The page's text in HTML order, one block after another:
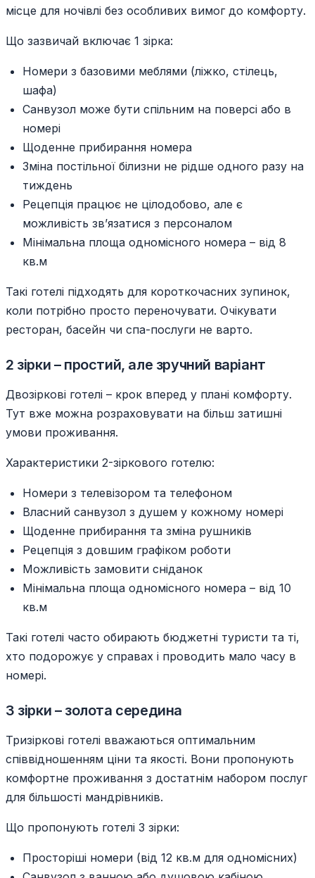
місце для ночівлі без особливих вимог до комфорту.
Що зазвичай включає 1 зірка:
Номери з базовими меблями (ліжко, стілець,
шафа)
Санвузол може бути спільним на поверсі або в
номері
Щоденне прибирання номера
Зміна постільної білизни не рідше одного разу на
тиждень
Рецепція працює не цілодобово, але є
можливість зв’язатися з персоналом
Мінімальна площа одномісного номера – від 8
кв.м
Такі готелі підходять для короткочасних зупинок,
коли потрібно просто переночувати. Очікувати
ресторан, басейн чи спа-послуги не варто.
2 зірки – простий, але зручний варіант
Двозіркові готелі – крок вперед у плані комфорту.
Тут вже можна розраховувати на більш затишні
умови проживання.
Характеристики 2-зіркового готелю:
Номери з телевізором та телефоном
Власний санвузол з душем у кожному номері
Щоденне прибирання та зміна рушників
Рецепція з довшим графіком роботи
Можливість замовити сніданок
Мінімальна площа одномісного номера – від 10
кв.м
Такі готелі часто обирають бюджетні туристи та ті,
хто подорожує у справах і проводить мало часу в
номері.
3 зірки – золота середина
Тризіркові готелі вважаються оптимальним
співвідношенням ціни та якості. Вони пропонують
комфортне проживання з достатнім набором послуг
для більшості мандрівників.
Що пропонують готелі 3 зірки:
Просторіші номери (від 12 кв.м для одномісних)